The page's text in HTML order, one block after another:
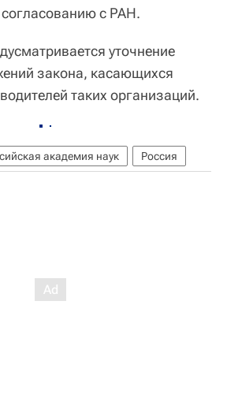
с РАН.
уточнение
закона, касающихся
таких организаций.
академия наук Россия